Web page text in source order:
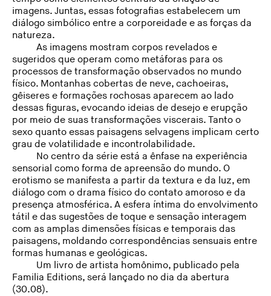
imagens. Juntas, essas fotografias estabelecem um
diálogo simbólico entre a corporeidade e as forças da
natureza.
As imagens mostram corpos revelados e
sugeridos que operam como metáforas para os
processos de transformação observados no mundo
físico. Montanhas cobertas de neve, cachoeiras,
gêiseres e formações rochosas aparecem ao lado
dessas figuras, evocando ideias de desejo e erupção
por meio de suas transformações viscerais. Tanto o
sexo quanto essas paisagens selvagens implicam certo
grau de volatilidade e incontrolabilidade.
No centro da série está a ênfase na experiência
sensorial como forma de apreensão do mundo. O
erotismo se manifesta a partir da textura e da luz, em
diálogo com o drama físico do contato amoroso e da
presença atmosférica. A esfera íntima do envolvimento
tátil e das sugestões de toque e sensação interagem
com as amplas dimensões físicas e temporais das
paisagens, moldando correspondências sensuais entre
formas humanas e geológicas.
Um livro de artista homônimo, publicado pela
Familia Editions, será lançado no dia da abertura
(30.08).